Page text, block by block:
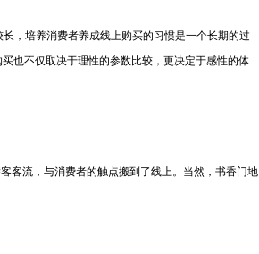
，培养消费者养成线上购买的习惯是一个长期的过
也不仅取决于理性的参数比较，更决定于感性的体
流，与消费者的触点搬到了线上。当然，书香门地